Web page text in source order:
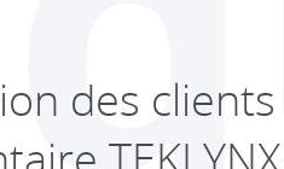
des clients